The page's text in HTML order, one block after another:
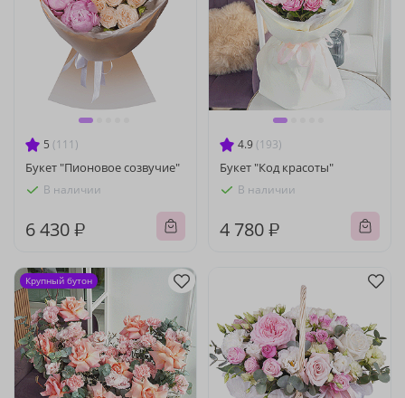
5 (111)
Букет "Пионовое созвучие"
В наличии
6 430 ₽
4.9 (193)
Букет "Код красоты"
В наличии
4 780 ₽
Крупный бутон